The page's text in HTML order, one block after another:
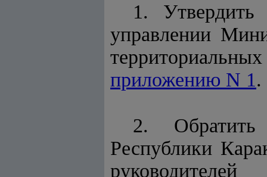
1. Утвердить
управлении
приложению N 1.
2. Обратить
Республики